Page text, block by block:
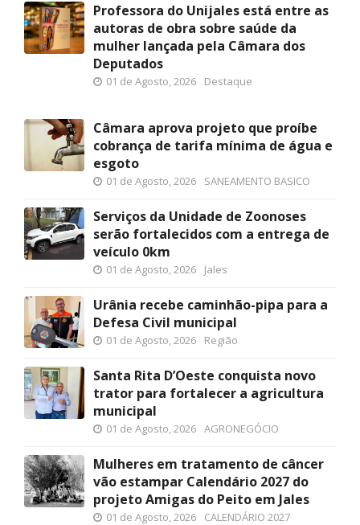
Professora do Unijales está entre as
autoras de obra sobre saúde da
mulher lançada pela Câmara dos
Deputados
01 de Agosto, 2026 Destaque
Câmara aprova projeto que proíbe
cobrança de tarifa mínima de água e
esgoto
01 de Agosto, 2026 SANEAMENTO BASICO
Serviços da Unidade de Zoonoses
serão fortalecidos com a entrega de
veículo 0km
01 de Agosto, 2026 Jales
Urânia recebe caminhão-pipa para a
Defesa Civil municipal
01 de Agosto, 2026 Região
Santa Rita D’Oeste conquista novo
trator para fortalecer a agricultura
municipal
01 de Agosto, 2026 AGRONEGÓCIO
Mulheres em tratamento de câncer
vão estampar Calendário 2027 do
projeto Amigas do Peito em Jales
01 de Agosto, 2026 CALENDÁRIO 2027